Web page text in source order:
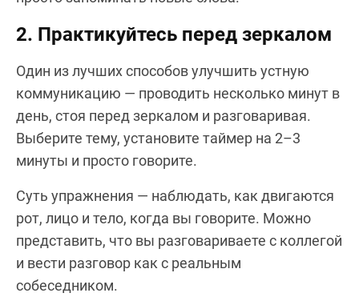
2. Практикуйтесь перед зеркалом
Один из лучших способов улучшить устную
коммуникацию — проводить несколько минут в
день, стоя перед зеркалом и разговаривая.
Выберите тему, установите таймер на 2–3
минуты и просто говорите.
Суть упражнения — наблюдать, как двигаются
рот, лицо и тело, когда вы говорите. Можно
представить, что вы разговариваете с коллегой
и вести разговор как с реальным
собеседником.